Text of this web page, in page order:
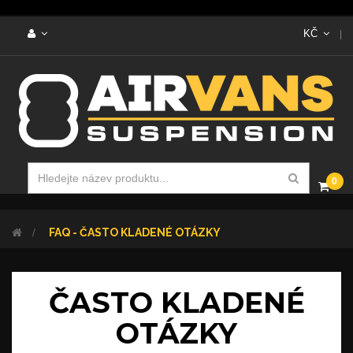
KČ
0
> FAQ - ČASTO KLADENÉ OTÁZKY
ČASTO KLADENÉ
OTÁZKY